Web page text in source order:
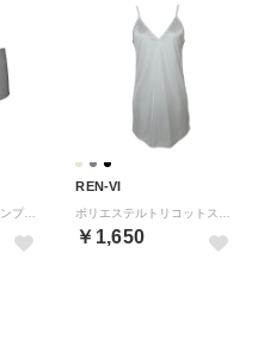
REN-VI
￥1,650